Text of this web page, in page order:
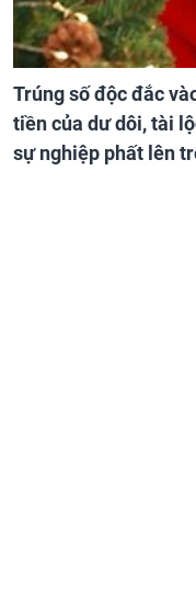
Trúng số độc đắc
tiền của dư dôi, tài
sự nghiệp phất lên